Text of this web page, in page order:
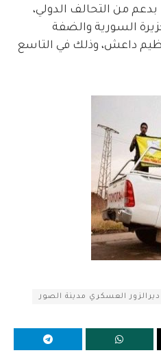
من التحالف الدولي،
السورية والضفة
داعش، وذلك في التاسع
العسكري مدينة الصور